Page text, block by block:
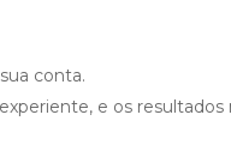
conta.
e os resultados